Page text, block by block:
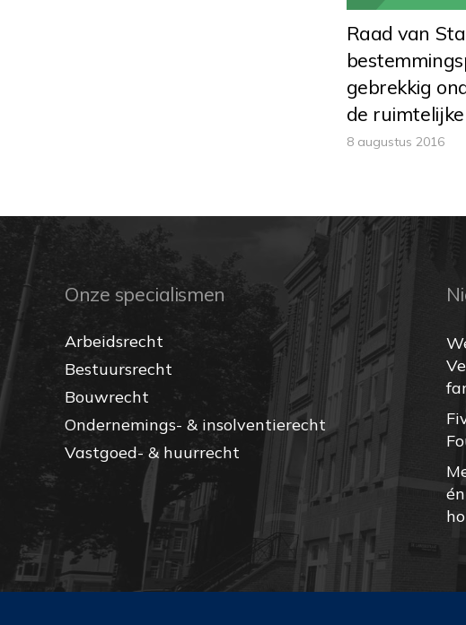
Raad van
gebrekkig
de
8 augustus 2016
Onze specialismen
Arbeidsrecht
Bestuursrecht
Bouwrecht
Ondernemings- & insolventierecht
Vastgoed- & huurrecht